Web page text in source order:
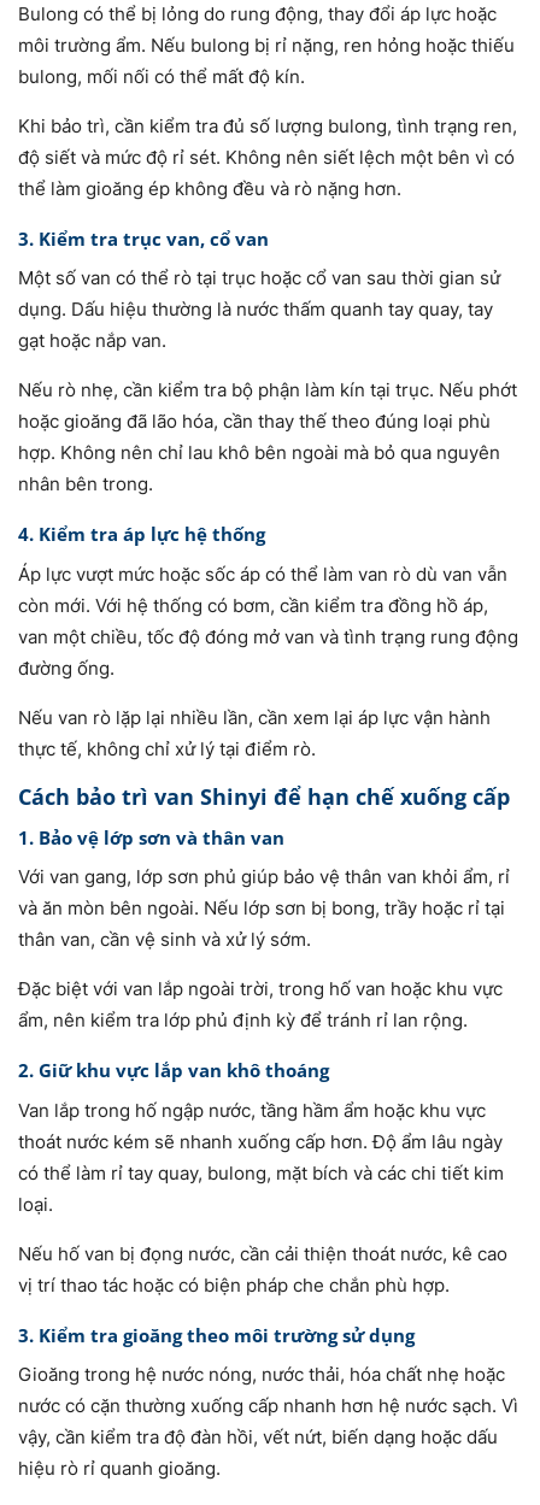
Bulong có thể bị lỏng do rung động, thay đổi áp lực hoặc
môi trường ẩm. Nếu bulong bị rỉ nặng, ren hỏng hoặc thiếu
bulong, mối nối có thể mất độ kín.
Khi bảo trì, cần kiểm tra đủ số lượng bulong, tình trạng ren,
độ siết và mức độ rỉ sét. Không nên siết lệch một bên vì có
thể làm gioăng ép không đều và rò nặng hơn.
3. Kiểm tra trục van, cổ van
Một số van có thể rò tại trục hoặc cổ van sau thời gian sử
dụng. Dấu hiệu thường là nước thấm quanh tay quay, tay
gạt hoặc nắp van.
Nếu rò nhẹ, cần kiểm tra bộ phận làm kín tại trục. Nếu phớt
hoặc gioăng đã lão hóa, cần thay thế theo đúng loại phù
hợp. Không nên chỉ lau khô bên ngoài mà bỏ qua nguyên
nhân bên trong.
4. Kiểm tra áp lực hệ thống
Áp lực vượt mức hoặc sốc áp có thể làm van rò dù van vẫn
còn mới. Với hệ thống có bơm, cần kiểm tra đồng hồ áp,
van một chiều, tốc độ đóng mở van và tình trạng rung động
đường ống.
Nếu van rò lặp lại nhiều lần, cần xem lại áp lực vận hành
thực tế, không chỉ xử lý tại điểm rò.
Cách bảo trì van Shinyi để hạn chế xuống cấp
1. Bảo vệ lớp sơn và thân van
Với van gang, lớp sơn phủ giúp bảo vệ thân van khỏi ẩm, rỉ
và ăn mòn bên ngoài. Nếu lớp sơn bị bong, trầy hoặc rỉ tại
thân van, cần vệ sinh và xử lý sớm.
Đặc biệt với van lắp ngoài trời, trong hố van hoặc khu vực
ẩm, nên kiểm tra lớp phủ định kỳ để tránh rỉ lan rộng.
2. Giữ khu vực lắp van khô thoáng
Van lắp trong hố ngập nước, tầng hầm ẩm hoặc khu vực
thoát nước kém sẽ nhanh xuống cấp hơn. Độ ẩm lâu ngày
có thể làm rỉ tay quay, bulong, mặt bích và các chi tiết kim
loại.
Nếu hố van bị đọng nước, cần cải thiện thoát nước, kê cao
vị trí thao tác hoặc có biện pháp che chắn phù hợp.
3. Kiểm tra gioăng theo môi trường sử dụng
Gioăng trong hệ nước nóng, nước thải, hóa chất nhẹ hoặc
nước có cặn thường xuống cấp nhanh hơn hệ nước sạch. Vì
vậy, cần kiểm tra độ đàn hồi, vết nứt, biến dạng hoặc dấu
hiệu rò rỉ quanh gioăng.